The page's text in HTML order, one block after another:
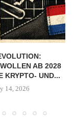
AB 2028
KRYPTO- UND...
14, 2026